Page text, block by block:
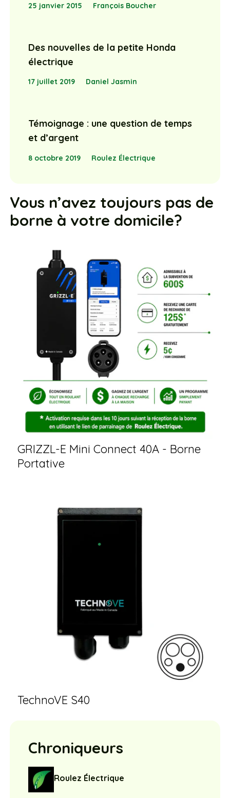
25 janvier 2015 François Boucher
Des nouvelles de la petite Honda
électrique
17 juillet 2019 Daniel Jasmin
Témoignage : une question de temps
et d’argent
8 octobre 2019 Roulez Électrique
Vous n’avez toujours pas de
borne à votre domicile?
GRIZZL-E Mini Connect 40A - Borne
Portative
TechnoVE S40
Chroniqueurs
Roulez Électrique